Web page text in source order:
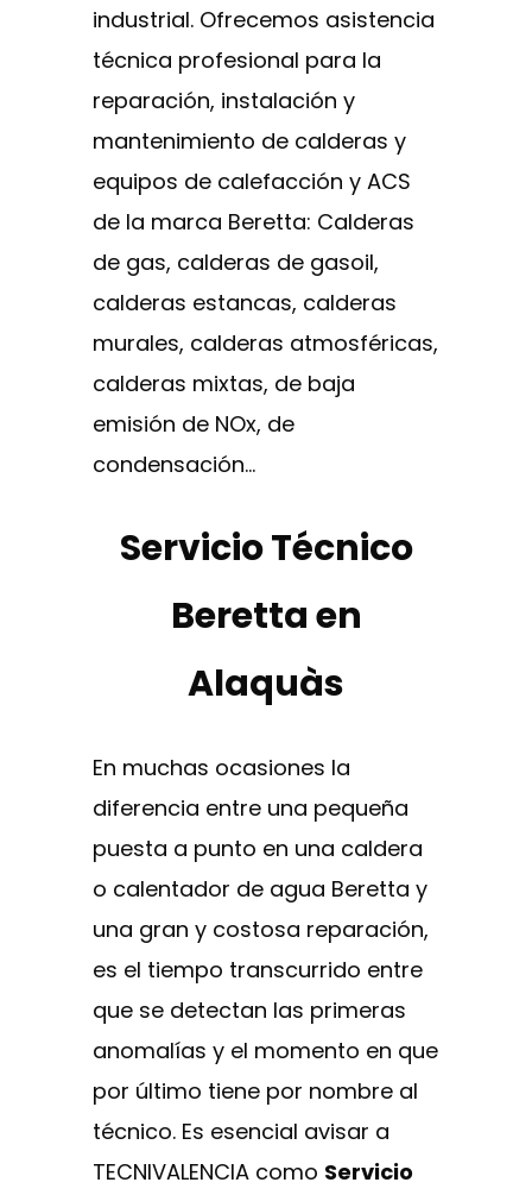
industrial. Ofrecemos asistencia
técnica profesional para la
reparación, instalación y
mantenimiento de calderas y
equipos de calefacción y ACS
de la marca Beretta: Calderas
de gas, calderas de gasoil,
calderas estancas, calderas
murales, calderas atmosféricas,
calderas mixtas, de baja
emisión de NOx, de
condensación…
Servicio Técnico
Beretta en
Alaquàs
En muchas ocasiones la
diferencia entre una pequeña
puesta a punto en una caldera
o calentador de agua Beretta y
una gran y costosa reparación,
es el tiempo transcurrido entre
que se detectan las primeras
anomalías y el momento en que
por último tiene por nombre al
técnico. Es esencial avisar a
TECNIVALENCIA como Servicio